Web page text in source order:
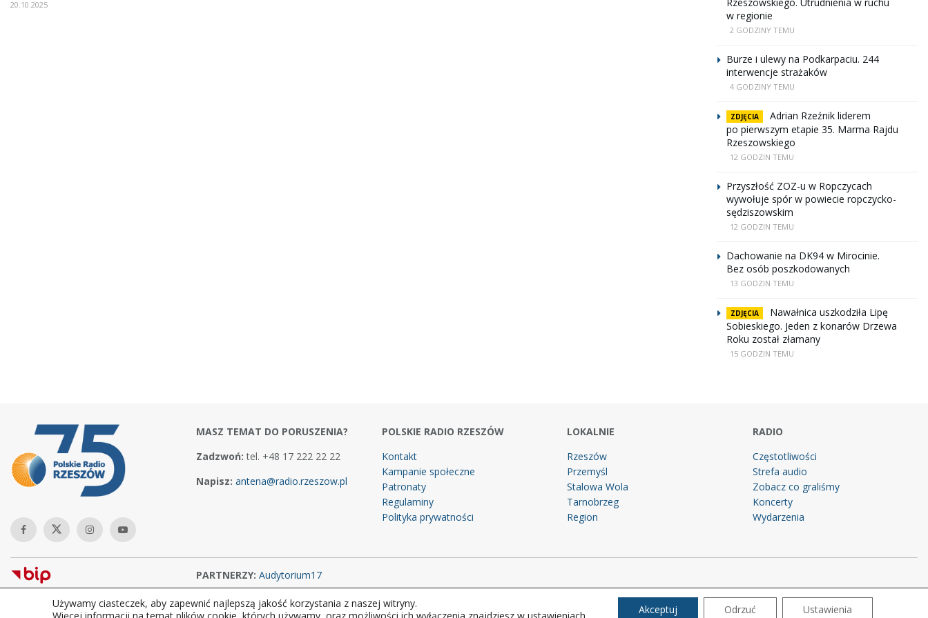
20.10.2025
w regionie
2 GODZINY TEMU
Burze i ulewy na Podkarpaciu. 244
interwencje strażaków
4 GODZINY TEMU
ZDJĘCIA
Adrian Rzeźnik liderem
po pierwszym etapie 35. Marma Rajdu
Rzeszowskiego
12 GODZIN TEMU
Przyszłość ZOZ-u w Ropczycach
wywołuje spór w powiecie ropczycko-
sędziszowskim
12 GODZIN TEMU
Dachowanie na DK94 w Mirocinie.
Bez osób poszkodowanych
13 GODZIN TEMU
ZDJĘCIA
Nawałnica uszkodziła Lipę
Sobieskiego. Jeden z konarów Drzewa
Roku został złamany
15 GODZIN TEMU
MASZ TEMAT DO PORUSZENIA?
Zadzwoń: tel. +48 17 222 22 22
Napisz: antena@radio.rzeszow.pl
POLSKIE RADIO RZESZÓW
Kontakt
Kampanie społeczne
Patronaty
Regulaminy
Polityka prywatności
LOKALNIE
Rzeszów
Przemyśl
Stalowa Wola
Tarnobrzeg
Region
RADIO
Częstotliwości
Strefa audio
Zobacz co graliśmy
Koncerty
Wydarzenia
PARTNERZY: Audytorium17
Copyright © 2026Polskie Radio Rzeszów S.A. w likwidacj. Wszelkie prawa zastrzeżone.
Używamy ciasteczek, aby zapewnić najlepszą jakość korzystania z naszej witryny.
Akceptuj Odrzuć Ustawienia